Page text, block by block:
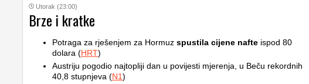
Utorak (23:00)
Brze i kratke
Potraga za rješenjem za Hormuz spustila cijene nafte ispod 80
dolara (HRT)
Austriju pogodio najtopliji dan u povijesti mjerenja, u Beču rekordnih
40,8 stupnjeva (N1)